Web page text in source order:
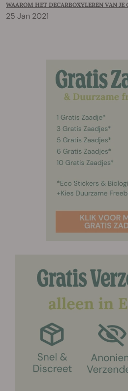
WAAROM HET DECARBOXYLEREN VAN
25 Jan 2021